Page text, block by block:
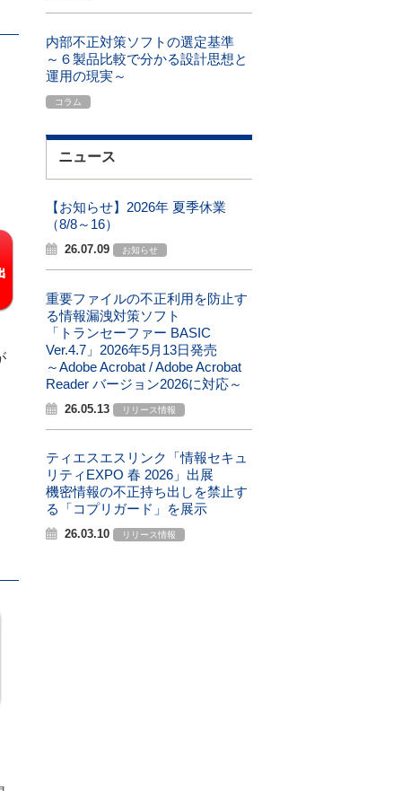
内部不正対策ソフトの選定基準
～６製品比較で分かる設計思想と
運用の現実～
コラム
ニュース
【お知らせ】2026年 夏季休業
（8/8～16）
26.07.09 お知らせ
重要ファイルの不正利用を防止す
る情報漏洩対策ソフト
「トランセーファー BASIC
Ver.4.7」2026年5月13日発売
～Adobe Acrobat / Adobe Acrobat
Reader バージョン2026に対応～
26.05.13 リリース情報
ティエスエスリンク「情報セキュ
リティEXPO 春 2026」出展
機密情報の不正持ち出しを禁止す
る「コプリガード」を展示
26.03.10 リリース情報